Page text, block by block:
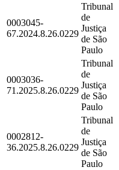
0003045-
67.2024.8.26.0229
Tribunal
de
Justiça
de São
Paulo
0003036-
71.2025.8.26.0229
Tribunal
de
Justiça
de São
Paulo
0002812-
36.2025.8.26.0229
Tribunal
de
Justiça
de São
Paulo